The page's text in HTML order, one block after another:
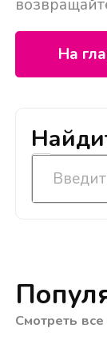
На
Смотреть все